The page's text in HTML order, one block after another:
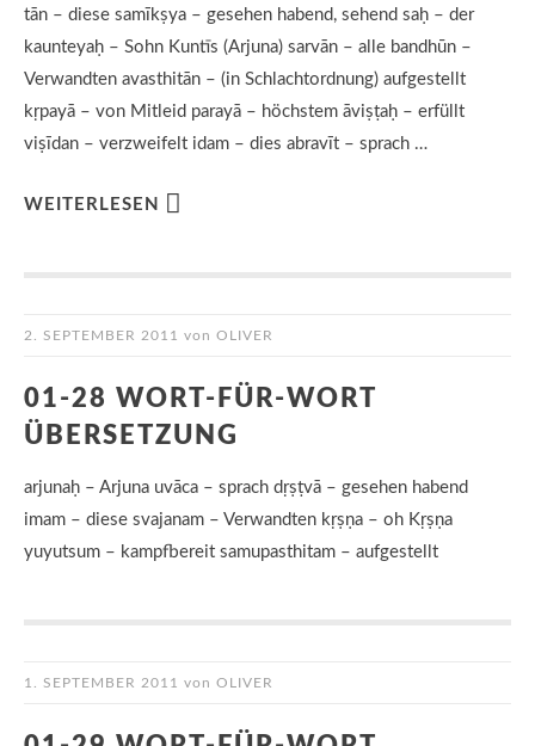
tān – diese samīkṣya – gesehen habend, sehend saḥ – der
kaunteyaḥ – Sohn Kuntīs (Arjuna) sarvān – alle bandhūn –
Verwandten avasthitān – (in Schlachtordnung) aufgestellt
kṛpayā – von Mitleid parayā – höchstem āviṣṭaḥ – erfüllt
viṣīdan – verzweifelt idam – dies abravīt – sprach …
WEITERLESEN
2. SEPTEMBER 2011 von OLIVER
01-28 WORT-FÜR-WORT
ÜBERSETZUNG
arjunaḥ – Arjuna uvāca – sprach dṛṣṭvā – gesehen habend
imam – diese svajanam – Verwandten kṛṣṇa – oh Kṛṣṇa
yuyutsum – kampfbereit samupasthitam – aufgestellt
1. SEPTEMBER 2011 von OLIVER